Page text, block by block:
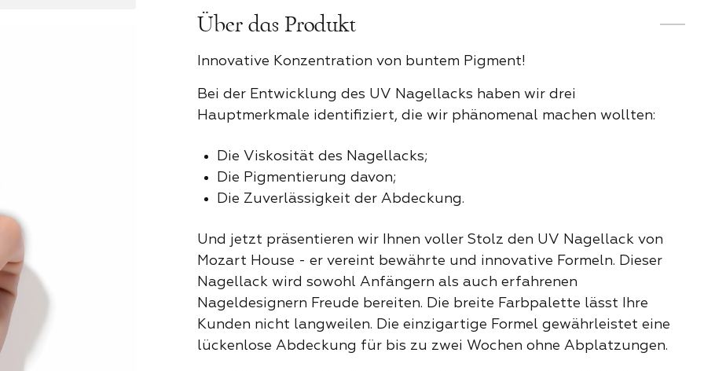
Klassische Auswahl
Kristalle
Neon-Paradies
Ozeanwellen
Perfekter Lippenstift
Eckenheber
Nagelfräser und Bits
Nagelknipser
ALLE PRODUKTE DER
Über das Produkt
Innovative Konzentration von buntem Pigment!
Bei der Entwicklung des UV Nagellacks haben wir drei
Hauptmerkmale identifiziert, die wir phänomenal machen wollten:
Die Viskosität des Nagellacks;
Die Pigmentierung davon;
Die Zuverlässigkeit der Abdeckung.
Und jetzt präsentieren wir Ihnen voller Stolz den UV Nagellack von
Mozart House - er vereint bewährte und innovative Formeln. Dieser
Nagellack wird sowohl Anfängern als auch erfahrenen
Nageldesignern Freude bereiten. Die breite Farbpalette lässt Ihre
Kunden nicht langweilen. Die einzigartige Formel gewährleistet eine
lückenlose Abdeckung für bis zu zwei Wochen ohne Abplatzungen.